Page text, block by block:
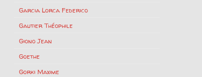
Garcia Lorca Federico
Gautier Théophile
Giono Jean
Goethe
Gorki Maxime